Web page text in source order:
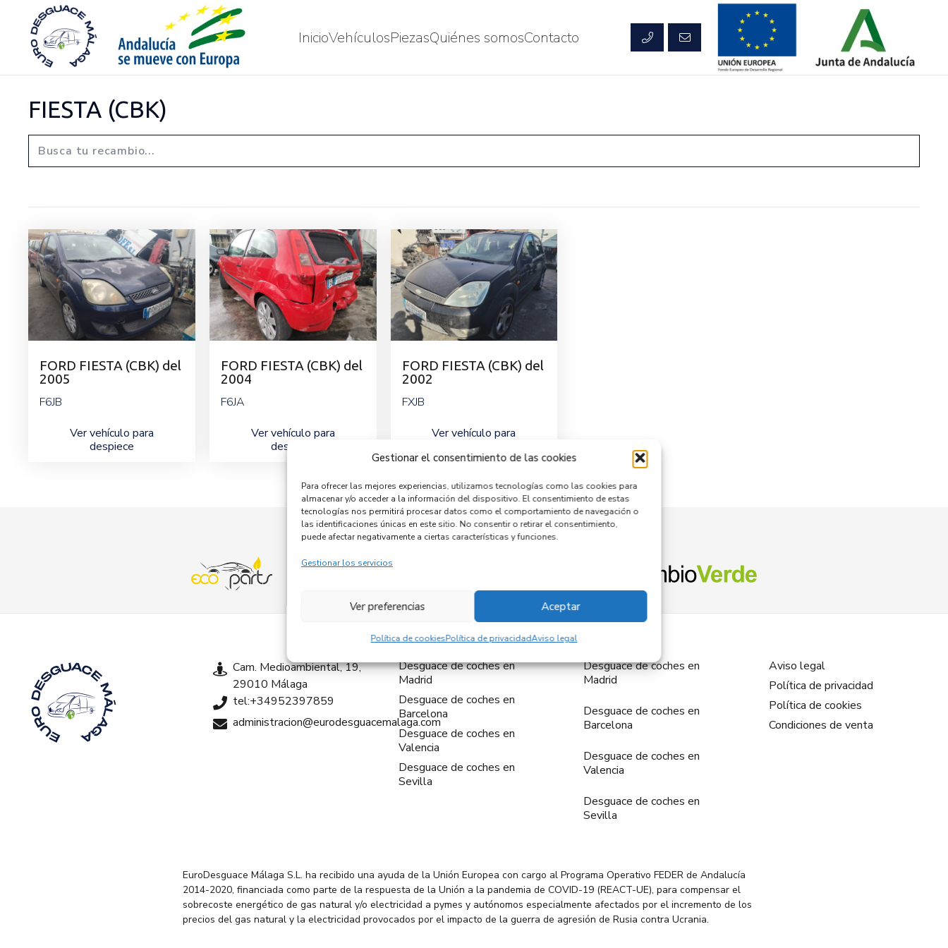
Gestionar el consentimiento de las cookies
Para ofrecer las mejores experiencias, utilizamos tecnologías como las cookies para
almacenar y/o acceder a la información del dispositivo. El consentimiento de estas
tecnologías nos permitirá procesar datos como el comportamiento de navegación o
las identificaciones únicas en este sitio. No consentir o retirar el consentimiento,
puede afectar negativamente a ciertas características y funciones.
Gestionar los servicios
Aceptar
Ver preferencias
Política de cookiesPolítica de privacidadAviso legal
InicioVehículosPiezasQuiénes somosContacto
FIESTA (CBK)
FORD FIESTA (CBK) del
2005
F6JB
Ver vehículo para
despiece
FORD FIESTA (CBK) del
2004
F6JA
Ver vehículo para
despiece
FORD FIESTA (CBK) del
2002
FXJB
Ver vehículo para
Empresas colaboradoras
Cam. Medioambiental, 19,
29010 Málaga
tel:+34952397859
administracion@eurodesguacemalaga.com
Desguace de coches en
Madrid
Desguace de coches en
Barcelona
Desguace de coches en
Valencia
Desguace de coches en
Sevilla
Desguace de coches en
Madrid
Desguace de coches en
Barcelona
Desguace de coches en
Valencia
Desguace de coches en
Sevilla
Aviso legal
Política de privacidad
Política de cookies
Condiciones de venta
EuroDesguace Málaga S.L. ha recibido una ayuda de la Unión Europea con cargo al Programa Operativo FEDER de Andalucía
2014-2020, financiada como parte de la respuesta de la Unión a la pandemia de COVID-19 (REACT-UE), para compensar el
sobrecoste energético de gas natural y/o electricidad a pymes y autónomos especialmente afectados por el incremento de los
precios del gas natural y la electricidad provocados por el impacto de la guerra de agresión de Rusia contra Ucrania.